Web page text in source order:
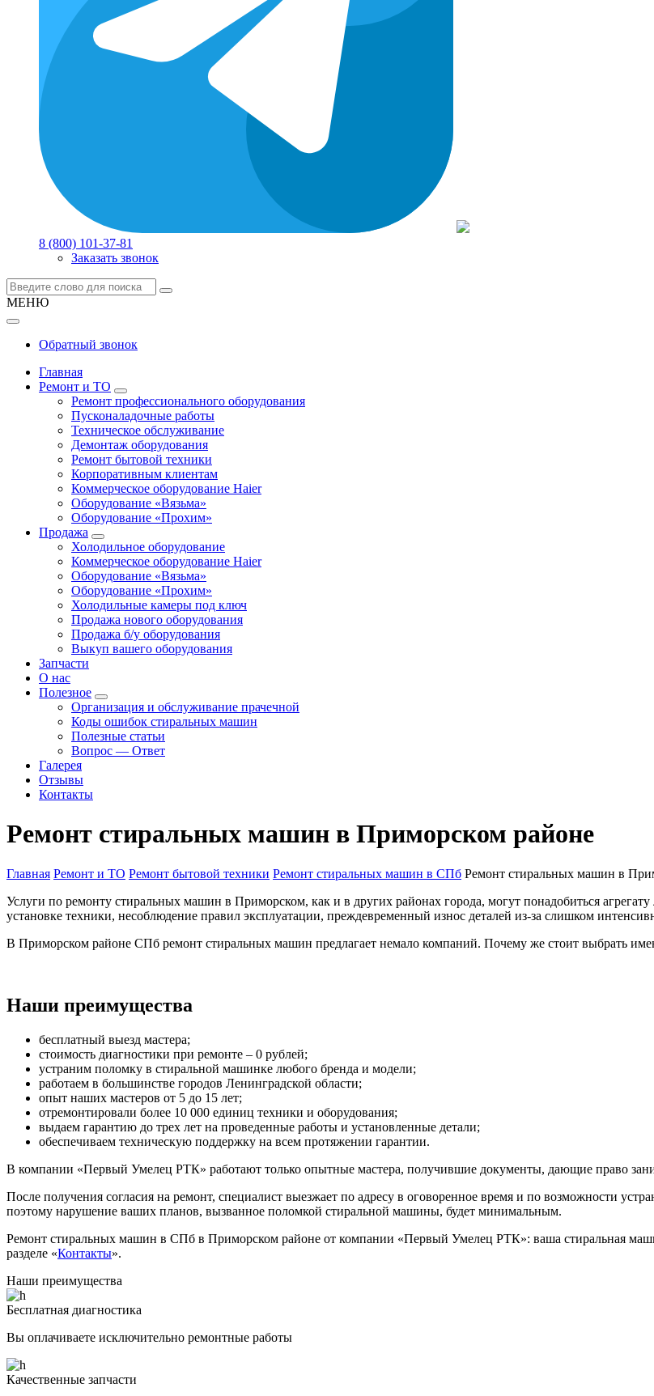
8 (800) 101-37-81
Заказать звонок
МЕНЮ
Обратный звонок
Главная
Ремонт и ТО
Ремонт профессионального оборудования
Пусконаладочные работы
Техническое обслуживание
Демонтаж оборудования
Ремонт бытовой техники
Корпоративным клиентам
Коммерческое оборудование Haier
Оборудование «Вязьма»
Оборудование «Прохим»
Продажа
Холодильное оборудование
Коммерческое оборудование Haier
Оборудование «Вязьма»
Оборудование «Прохим»
Холодильные камеры под ключ
Продажа нового оборудования
Продажа б/у оборудования
Выкуп вашего оборудования
Запчасти
О нас
Полезное
Организация и обслуживание прачечной
Коды ошибок стиральных машин
Полезные статьи
Вопрос — Ответ
Галерея
Отзывы
Контакты
Ремонт стиральных машин в Приморском районе
Главная Ремонт и ТО Ремонт бытовой техники Ремонт стиральных машин в СПб Ремонт стиральных машин в
Услуги по ремонту стиральных машин в Приморском, как и в других районах города, могут понадобиться
установке техники, несоблюдение правил эксплуатации, преждевременный износ деталей из-за слишком
В Приморском районе СПб ремонт стиральных машин предлагает немало компаний. Почему же стоит выбрать
Наши преимущества
бесплатный выезд мастера;
стоимость диагностики при ремонте – 0 рублей;
устраним поломку в стиральной машинке любого бренда и модели;
работаем в большинстве городов Ленинградской области;
опыт наших мастеров от 5 до 15 лет;
отремонтировали более 10 000 единиц техники и оборудования;
выдаем гарантию до трех лет на проведенные работы и установленные детали;
обеспечиваем техническую поддержку на всем протяжении гарантии.
В компании «Первый Умелец РТК» работают только опытные мастера, получившие документы, дающие право
После получения согласия на ремонт, специалист выезжает по адресу в оговоренное время и по возможности
поэтому нарушение ваших планов, вызванное поломкой стиральной машины, будет минимальным.
Ремонт стиральных машин в СПб в Приморском районе от компании «Первый Умелец РТК»: ваша стиральная
разделе «Контакты».
Наши преимущества
Бесплатная диагностика
Вы оплачиваете исключительно ремонтные работы
Качественные запчасти